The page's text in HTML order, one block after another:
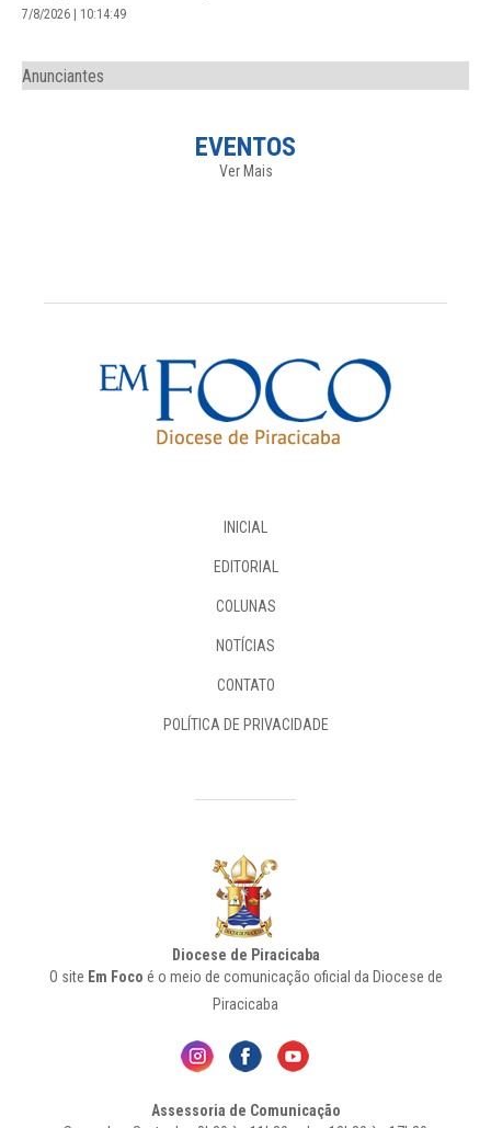
7/8/2026 | 10:14:49
Anunciantes
EVENTOS
Ver Mais
INICIAL
EDITORIAL
COLUNAS
NOTÍCIAS
CONTATO
POLÍTICA DE PRIVACIDADE
Diocese de Piracicaba
O site Em Foco é o meio de comunicação oficial da Diocese de
Piracicaba
Assessoria de Comunicação